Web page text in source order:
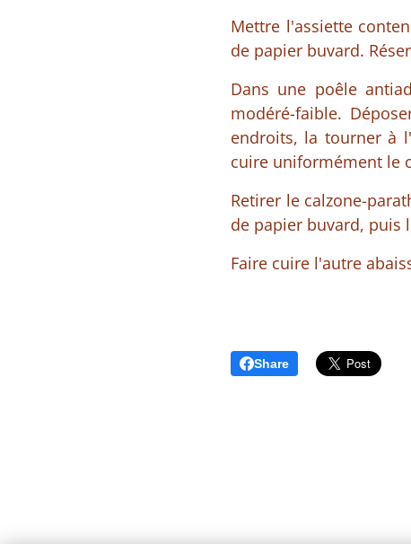
Mettre l'assiette
de papier buvard.
Dans une poêle
modéré-faible.
endroits, la tourner à
cuire uniformément le
Retirer le calzone-
de papier buvard, puis
Faire cuire l'autre
Share